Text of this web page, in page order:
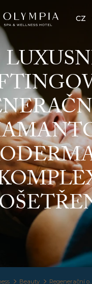
CZ
Beauty